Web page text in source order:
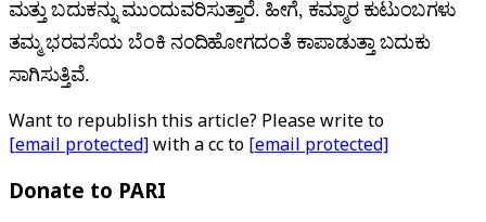
ಮತ್ತು ಬದುಕನ್ನು ಮುಂದುವರಿಸುತ್ತಾರೆ. ಹೀಗೆ, ಕಮ್ಮಾರ ಕುಟುಂಬಗಳು
ತಮ್ಮ ಭರವಸೆಯ ಬೆಂಕಿ ನಂದಿಹೋಗದಂತೆ ಕಾಪಾಡುತ್ತಾ ಬದುಕು
ಸಾಗಿಸುತ್ತಿವೆ.
Want to republish this article? Please write to
[email protected]with a cc to [email protected]
Donate to PARI